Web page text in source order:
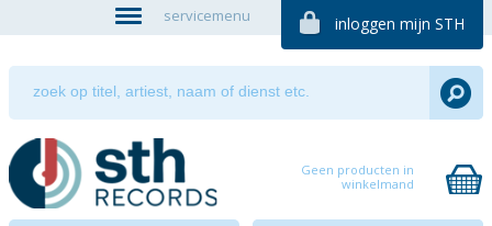
servicemenu inloggen mijn STH
Geen producten in
winkelmand